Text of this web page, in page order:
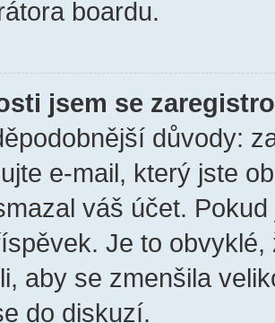
boardu.
jsem se
důvody:
e-mail, který jste
váš účet.
Je to
aby se zmenšila
do diskuzí.